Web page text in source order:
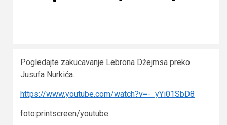
Pogledajte zakucavanje Lebrona Džejmsa preko
Jusufa Nurkića.
https://www.youtube.com/watch?v=-_yYi01SbD8
foto:printscreen/youtube